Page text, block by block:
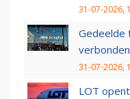
31-07-2026,
Gedeelde
31-07-2026,
LOT